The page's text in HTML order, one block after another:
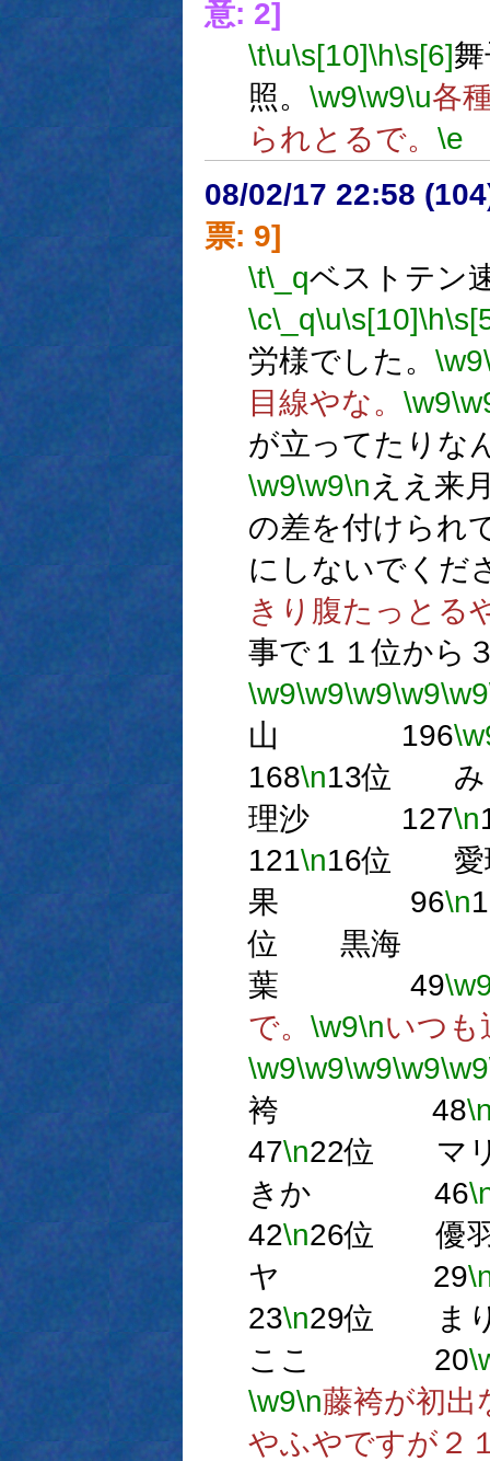
意: 2]
\t\u\s[10]\h\s[6]
照。 \w9\w9\u各
られとるで。 \e
08/02/17 22:58
票: 9]
\t\_qベストテン
\c\_q\u\s[10]\h
労様でした。 \w9
目線やな。 \w9
が立ってたりな
\w9\w9\n ええ来
の差を付けられ
にしないでくだ
きり腹たっとる
事で１１位から
\w9\w9\w9\w9\w9
山 196
168\n13位
理沙 127\n
121\n16位
果 96\n
位 黒海
葉 49
で。 \w9\nいつも
\w9\w9\w9\w9\w9
袴 48
47\n22位
きか 46
42\n26位
ヤ 29
23\n29位
ここ 20
\w9\n藤袴が初出
やふやですが２